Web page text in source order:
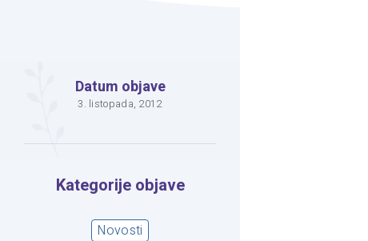
Datum objave
3. listopada, 2012
Kategorije objave
Novosti